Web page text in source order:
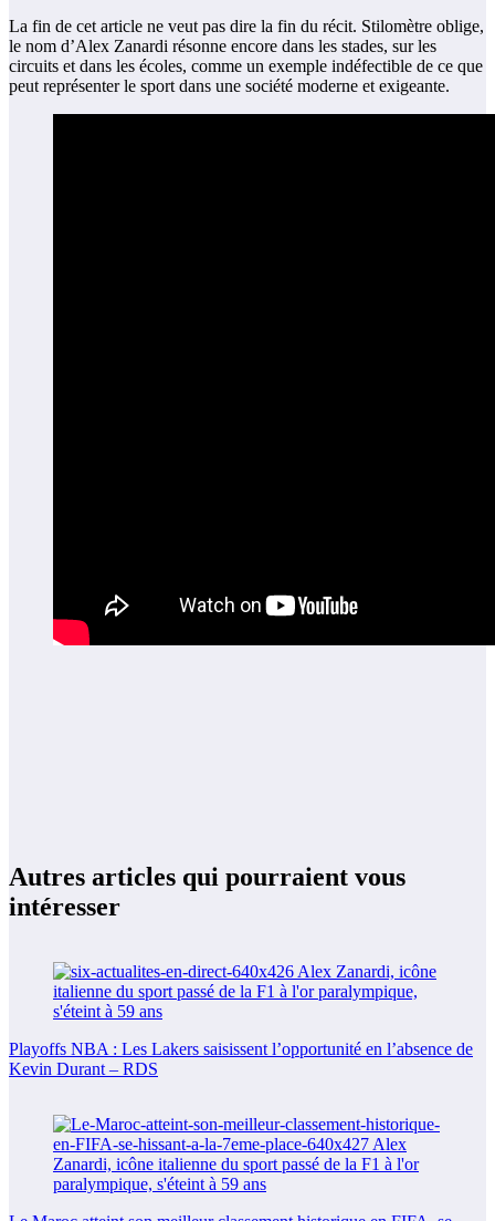
La fin de cet article ne veut pas dire la fin du récit. Stilomètre oblige,
le nom d’Alex Zanardi résonne encore dans les stades, sur les
circuits et dans les écoles, comme un exemple indéfectible de ce que
peut représenter le sport dans une société moderne et exigeante.
Autres articles qui pourraient vous
intéresser
Playoffs NBA : Les Lakers saisissent l’opportunité en l’absence de
Kevin Durant – RDS